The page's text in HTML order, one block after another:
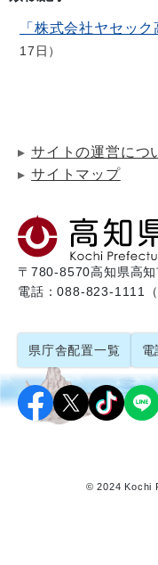
「株式会社ヤセッ
17日
サイトの運営につ
サイトマップ
〒780-8570高知県高
電話：088-823-1111
県庁舎配置一覧 電
© 2024 Kochi